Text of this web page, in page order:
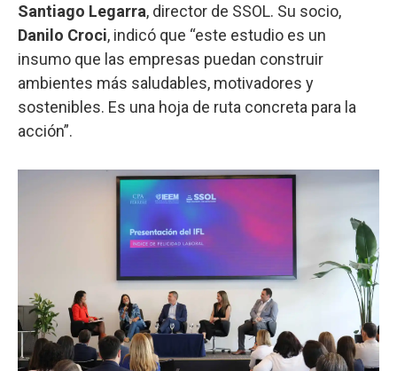
Santiago Legarra, director de SSOL. Su socio,
Danilo Croci, indicó que “este estudio es un
insumo que las empresas puedan construir
ambientes más saludables, motivadores y
sostenibles. Es una hoja de ruta concreta para la
acción”.